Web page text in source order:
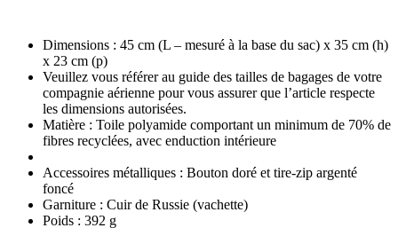
Dimensions : 45 cm (L – mesuré à la base du sac) x 35 cm (h)
x 23 cm (p)
Veuillez vous référer au guide des tailles de bagages de votre
compagnie aérienne pour vous assurer que l’article respecte
les dimensions autorisées.
Matière : Toile polyamide comportant un minimum de 70% de
fibres recyclées, avec enduction intérieure
Accessoires métalliques : Bouton doré et tire-zip argenté
foncé
Garniture : Cuir de Russie (vachette)
Poids : 392 g